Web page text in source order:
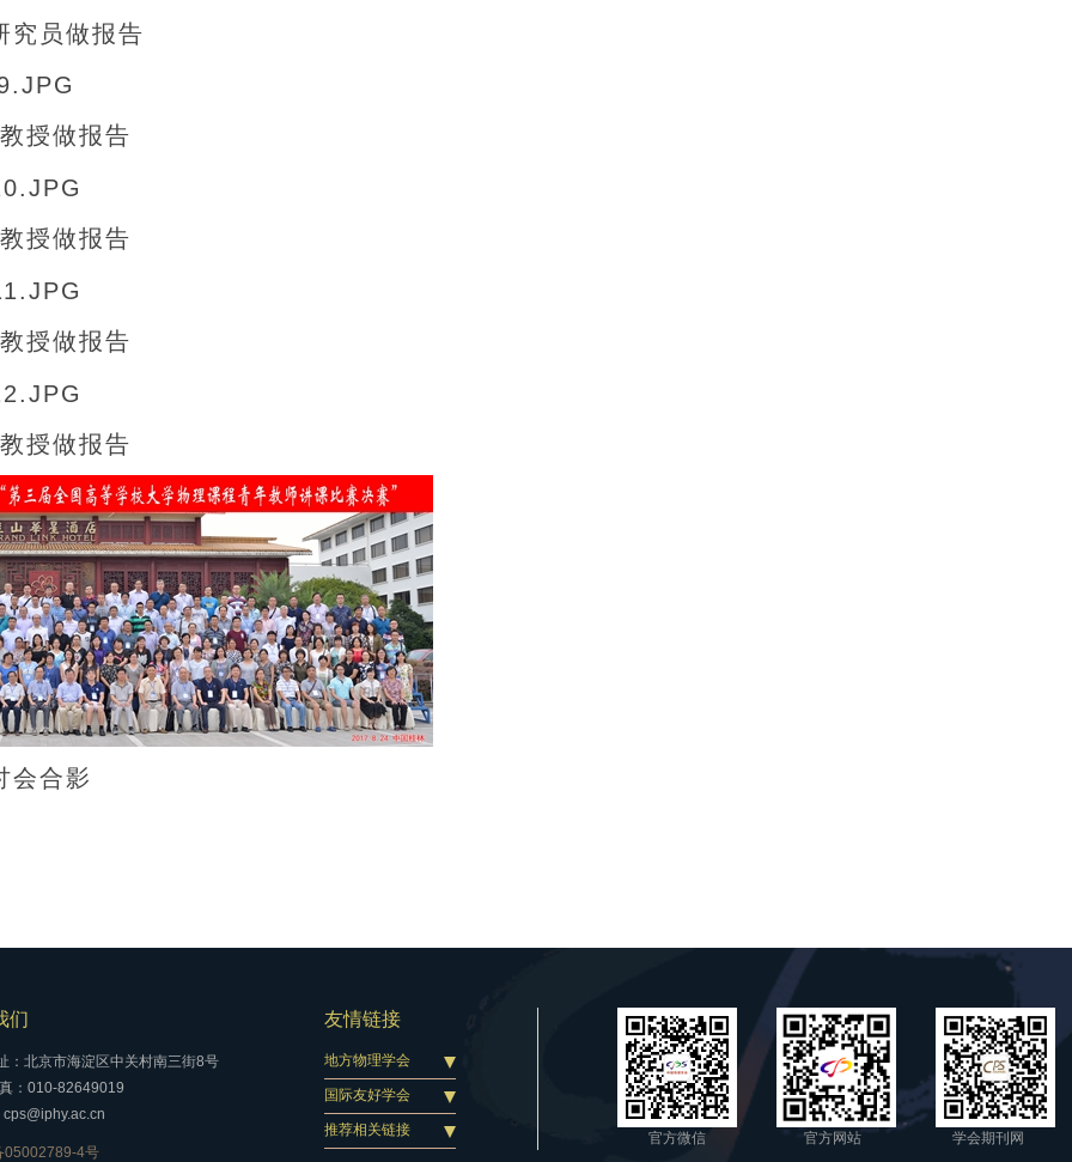
究员做报告
授做报告
授做报告
授做报告
授做报告
会合影
官方微信 官方网站 学会期刊网
们
：北京市海淀区中关村南三街8号
：010-82649019
05002789-4号
友情链接
地方物理学会
国际友好学会
推荐相关链接